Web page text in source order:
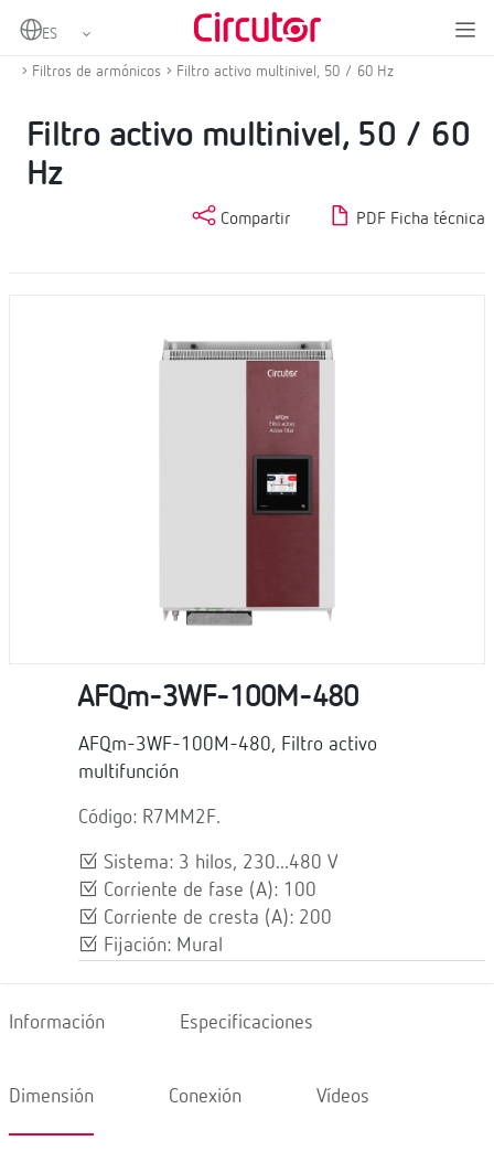
Home
Filtros de armónicos
Filtro activo multinivel, 50 / 60 Hz
Filtro activo multinivel, 50 / 60
Hz
Compartir PDF Ficha técnica
AFQm-3WF-100M-480
AFQm-3WF-100M-480, Filtro activo
multifunción
Código: R7MM2F.
Sistema: 3 hilos, 230...480 V
Corriente de fase (A): 100
Corriente de cresta (A): 200
Fijación: Mural
Información Especificaciones
Dimensión Conexión Vídeos